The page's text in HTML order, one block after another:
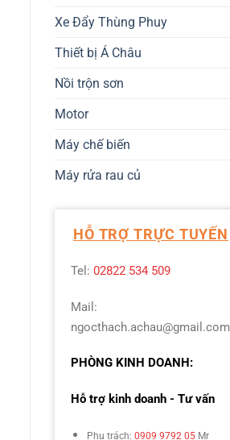
Xe Đẩy Thùng Phuy
Thiết bị Á Châu
Nồi trộn sơn
Motor
Máy chế biến
Máy rửa rau củ
HỖ TRỢ TRỰC TUYẾN
Tel: 02822 534 509
Mail:
ngocthach.achau@gmail.com
PHÒNG KINH DOANH:
Hỗ trợ kinh doanh - Tư vấn
Phụ trách: 0909 9792 05 Mr